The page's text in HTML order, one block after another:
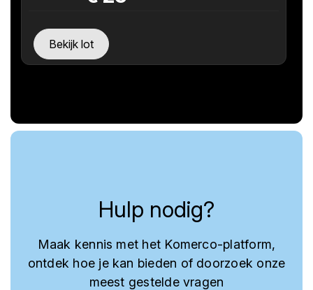
Bekijk lot
Hulp nodig?
Maak kennis met het Komerco-platform,
ontdek hoe je kan bieden of doorzoek onze
meest gestelde vragen